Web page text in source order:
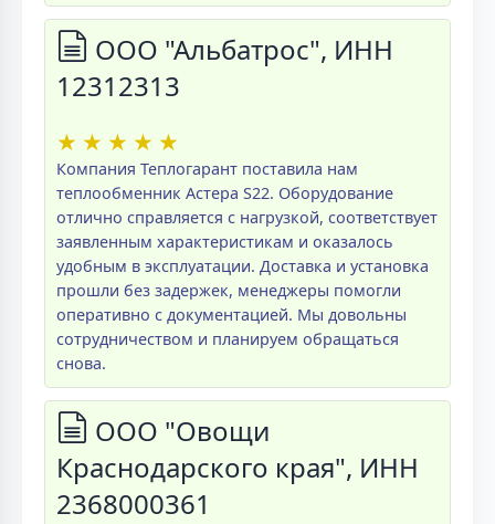
ООО "Альбатрос", ИНН
12312313
★ ★ ★ ★ ★
Компания Теплогарант поставила нам
теплообменник Астера S22. Оборудование
отлично справляется с нагрузкой, соответствует
заявленным характеристикам и оказалось
удобным в эксплуатации. Доставка и установка
прошли без задержек, менеджеры помогли
оперативно с документацией. Мы довольны
сотрудничеством и планируем обращаться
снова.
ООО "Овощи
Краснодарского края", ИНН
2368000361